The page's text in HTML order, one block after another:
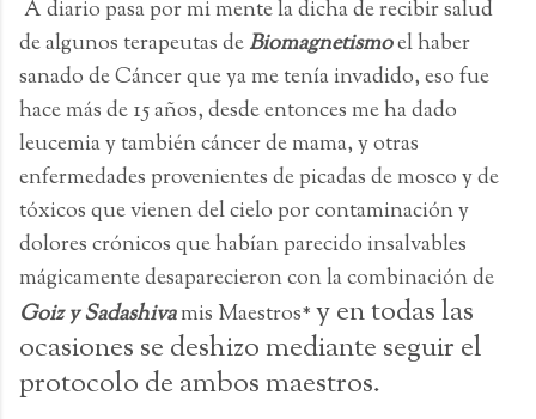
A diario pasa por mi mente la dicha de recibir salud
de algunos terapeutas deBiomagnetismoel haber
sanado de Cáncer que ya me tenía invadido, eso fue
hace más de 15 años, desde entonces me ha dado
leucemia y también cáncer de mama, y otras
enfermedades provenientes de picadas de mosco y de
tóxicos que vienen del cielo por contaminación y
dolores crónicos que habían parecido insalvables
mágicamente desaparecieron con la combinación de
Goiz y Sadashivamis Maestros*y en todas las
ocasiones se deshizo mediante seguir el
protocolo de ambos maestros.